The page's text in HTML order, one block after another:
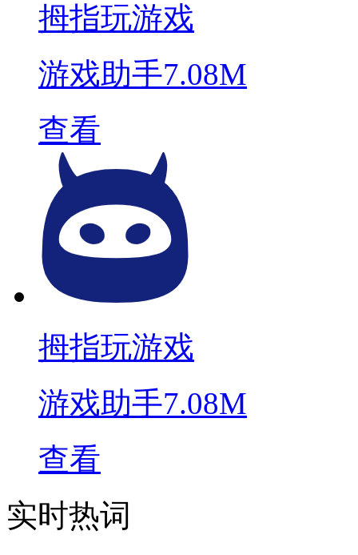
拇指玩游戏
游戏助手7.08M
查看
拇指玩游戏
游戏助手7.08M
查看
实时热词